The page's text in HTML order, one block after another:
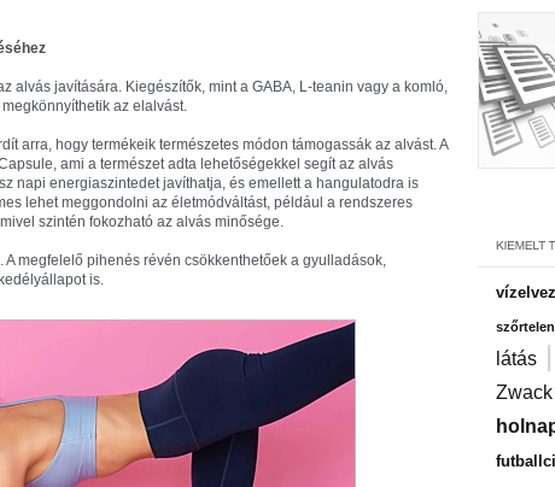
alvás javítására. Kiegészítők, mint a GABA, L-teanin vagy a komló,
az elalvást.
arra, hogy termékeik természetes módon támogassák az alvást. A
ami a természet adta lehetőségekkel segít az alvás
napi energiaszintedet javíthatja, és emellett a hangulatodra is
lehet meggondolni az életmódváltást, például a rendszeres
szintén fokozható az alvás minősége.
megfelelő pihenés révén csökkenthetőek a gyulladások,
is.
látás |
Zwack